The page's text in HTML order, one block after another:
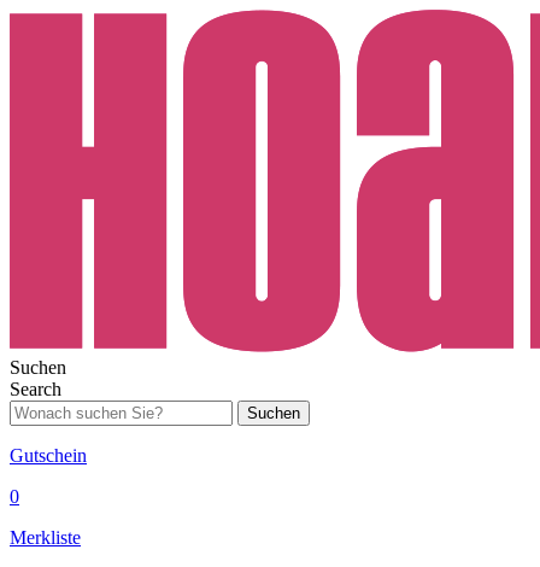
Suchen
Search
Suchen
Gutschein
0
Merkliste